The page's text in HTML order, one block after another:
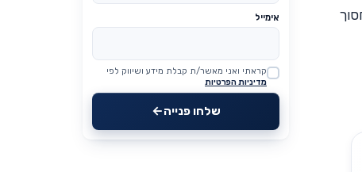
אימייל
Website
קראתי ואני מאשר/ת קבלת מידע ושיווק לפי
מדיניות הפרטיות
שלחו פנייה